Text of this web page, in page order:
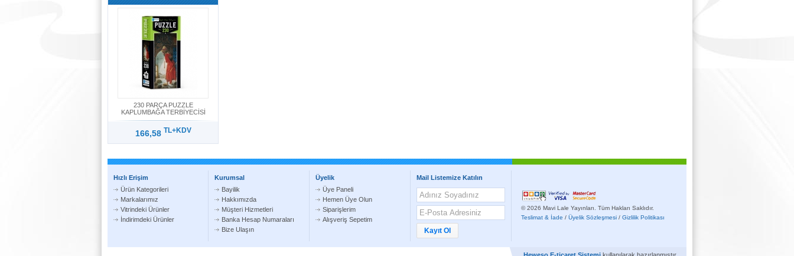
230 PARÇA PUZZLE
KAPLUMBAĞA TERBİYECİSİ
166,58 TL+KDV
Hızlı Erişim
Ürün Kategorileri
Markalarımız
Vitrindeki Ürünler
İndirimdeki Ürünler
Kurumsal
Bayilik
Hakkımızda
Müşteri Hizmetleri
Banka Hesap Numaraları
Bize Ulaşın
Üyelik
Üye Paneli
Hemen Üye Olun
Siparişlerim
Alışveriş Sepetim
Mail Listemize Katılın
© 2026 Mavi Lale Yayınları. Tüm Hakları Saklıdır.
Teslimat & İade / Üyelik Sözleşmesi / Gizlilik Politikası